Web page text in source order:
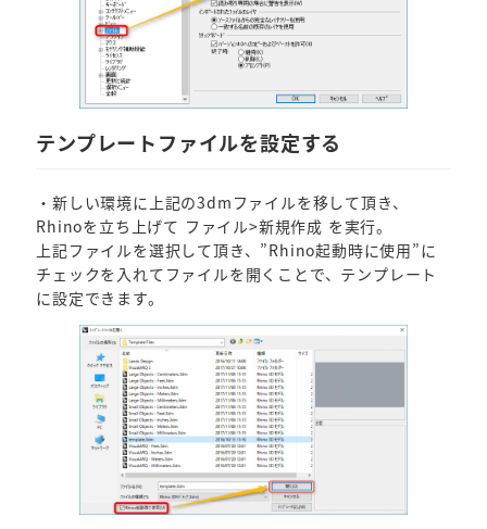
テンプレートファイルを設定する
・新しい環境に上記の3dmファイルを移して頂き、
Rhinoを立ち上げて ファイル>新規作成 を実行。
上記ファイルを選択して頂き、”Rhino起動時に使用”に
チェックを入れてファイルを開くことで、テンプレート
に設定できます。